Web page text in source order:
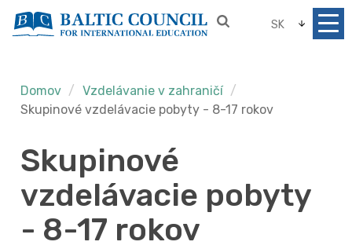
SK
Domov
Vzdelávanie v zahraničí
Skupinové vzdelávacie pobyty - 8-17 rokov
Skupinové
vzdelávacie pobyty
- 8-17 rokov